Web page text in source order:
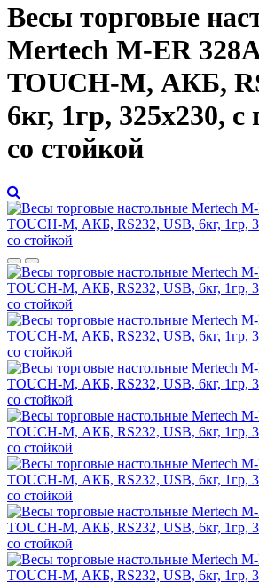
Весы торговые
Mertech M-ER
TOUCH-M, АКБ,
6кг, 1гр, 325х230, с
со стойкой